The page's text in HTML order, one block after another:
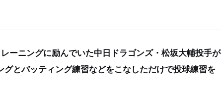
ーニングに励んでいた中日ドラゴンズ・松坂大輔投手が
とバッティング練習などをこなしただけで投球練習を